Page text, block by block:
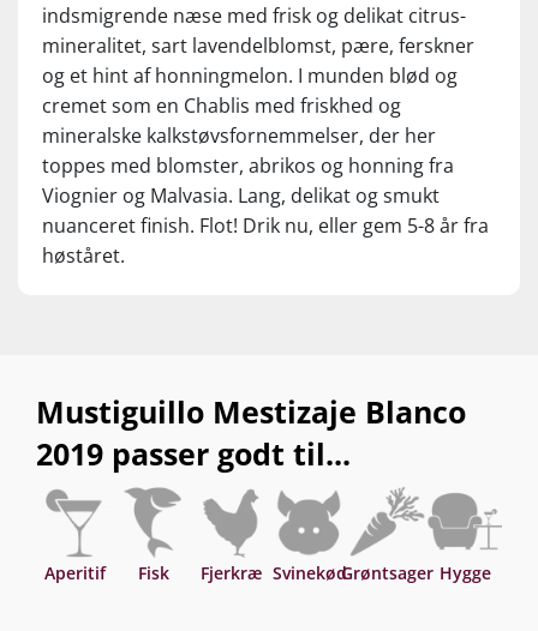
indsmigrende næse med frisk og delikat citrus-
mineralitet, sart lavendelblomst, pære, ferskner
og et hint af honningmelon. I munden blød og
cremet som en Chablis med friskhed og
mineralske kalkstøvsfornemmelser, der her
toppes med blomster, abrikos og honning fra
Viognier og Malvasia. Lang, delikat og smukt
nuanceret finish. Flot! Drik nu, eller gem 5-8 år fra
høståret.
Mustiguillo Mestizaje Blanco
2019 passer godt til...
Aperitif Fisk Fjerkræ SvinekødGrøntsager Hygge